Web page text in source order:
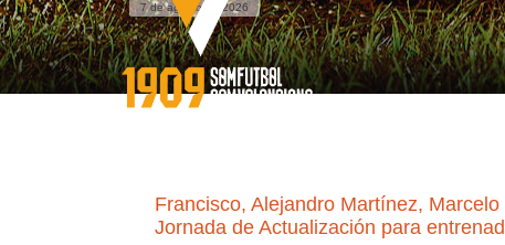
7 de agosto de 2026
Francisco, Alejandro Martínez,
Jornada de Actualización para